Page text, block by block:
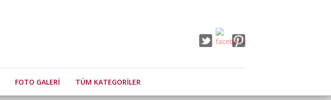
FOTO GALERI TÜM KATEGORILER